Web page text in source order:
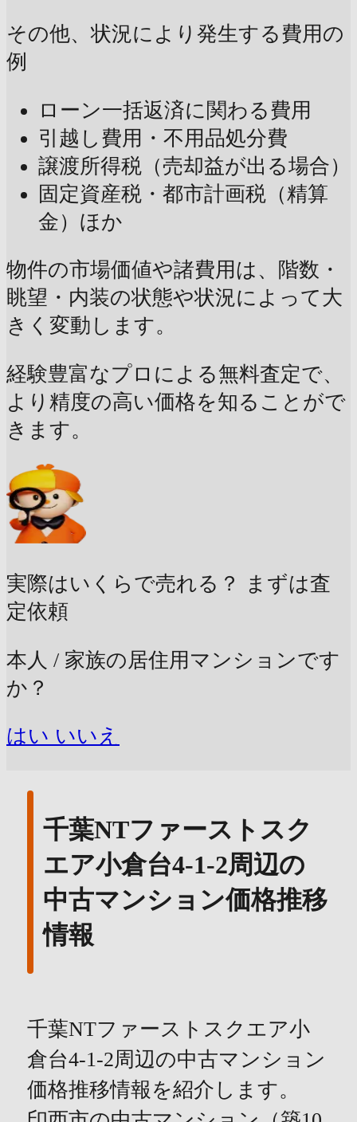
その他、状況により発生する費用の
例
ローン一括返済に関わる費用
引越し費用・不用品処分費
譲渡所得税（売却益が出る場合）
固定資産税・都市計画税（精算
金）ほか
物件の市場価値や諸費用は、階数・
眺望・内装の状態や状況によって大
きく変動します。
経験豊富なプロによる無料査定で、
より精度の高い価格を知ることがで
きます。
実際はいくらで売れる？
まずは査
定依頼
本人 / 家族の居住用マンションです
か？
はい いいえ
千葉NTファーストスク
エア小倉台4-1-2周辺の
中古マンション価格推移
情報
千葉NTファーストスクエア小
倉台4-1-2周辺の中古マンション
価格推移情報を紹介します。